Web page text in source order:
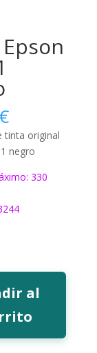
€
tinta original
negro
330
al